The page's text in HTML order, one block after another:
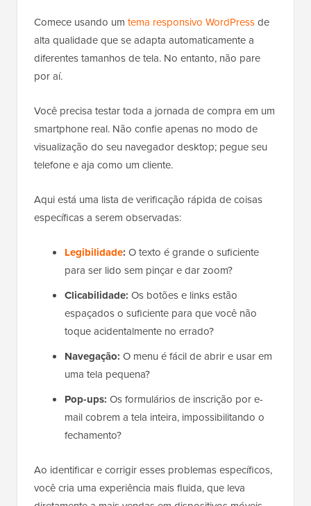
Comece usando um tema responsivo WordPressde
alta qualidade que se adapta automaticamente a
diferentes tamanhos de tela. No entanto, não pare
por aí.
Você precisa testar toda a jornada de compra em um
smartphone real. Não confie apenas no modo de
visualização do seu navegador desktop; pegue seu
telefone e aja como um cliente.
Aqui está uma lista de verificação rápida de coisas
específicas a serem observadas:
Legibilidade: O texto é grande o suficiente
para ser lido sem pinçar e dar zoom?
Clicabilidade: Os botões e links estão
espaçados o suficiente para que você não
toque acidentalmente no errado?
Navegação: O menu é fácil de abrir e usar em
uma tela pequena?
Pop-ups: Os formulários de inscrição por e-
mail cobrem a tela inteira, impossibilitando o
fechamento?
Ao identificar e corrigir esses problemas específicos,
você cria uma experiência mais fluida, que leva